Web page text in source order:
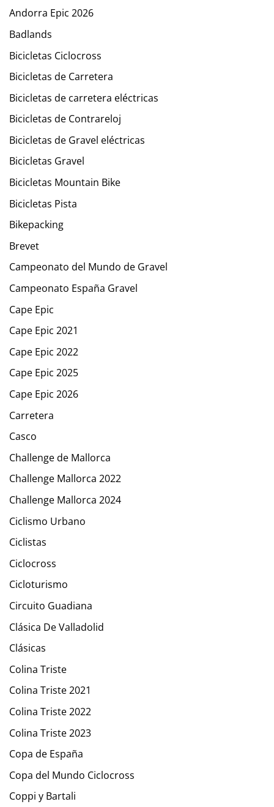
Andorra Epic 2026
Badlands
Bicicletas Ciclocross
Bicicletas de Carretera
Bicicletas de carretera eléctricas
Bicicletas de Contrareloj
Bicicletas de Gravel eléctricas
Bicicletas Gravel
Bicicletas Mountain Bike
Bicicletas Pista
Bikepacking
Brevet
Campeonato del Mundo de Gravel
Campeonato España Gravel
Cape Epic
Cape Epic 2021
Cape Epic 2022
Cape Epic 2025
Cape Epic 2026
Carretera
Casco
Challenge de Mallorca
Challenge Mallorca 2022
Challenge Mallorca 2024
Ciclismo Urbano
Ciclistas
Ciclocross
Cicloturismo
Circuito Guadiana
Clásica De Valladolid
Clásicas
Colina Triste
Colina Triste 2021
Colina Triste 2022
Colina Triste 2023
Copa de España
Copa del Mundo Ciclocross
Coppi y Bartali